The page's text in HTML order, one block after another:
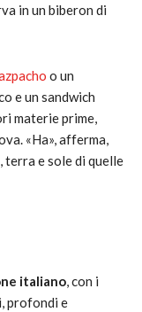
in un biberon di
o un
e un sandwich
materie prime,
«Ha», afferma,
terra e sole di quelle
italiano, con i
profondi e